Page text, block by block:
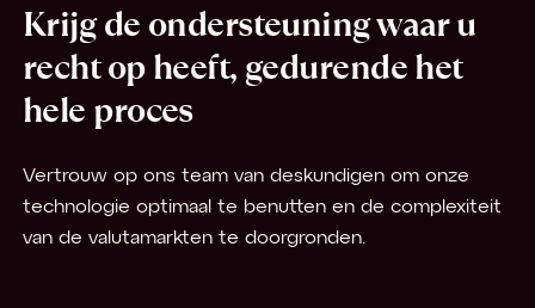
Krijg de ondersteuning waar u
recht op heeft, gedurende het
hele proces
Vertrouw op ons team van deskundigen om onze
technologie optimaal te benutten en de complexiteit
van de valutamarkten te doorgronden.